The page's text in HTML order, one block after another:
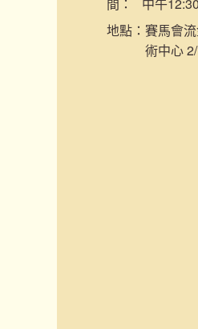
地點： 賽馬會
術中心